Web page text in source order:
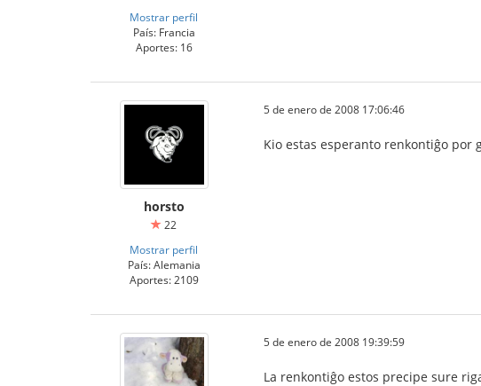
Mostrar perfil
País: Francia
Aportes: 16
horsto
22
Mostrar perfil
País: Alemania
Aportes: 2109
5 de enero de 2008 17:06:46
Kio estas esperanto renkontiĝo por
5 de enero de 2008 19:39:59
La renkontiĝo estos precipe sure